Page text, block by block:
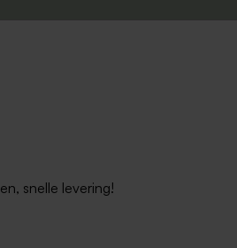
snelle levering!